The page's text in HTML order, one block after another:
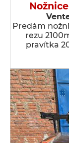
Predám
rezu
pravítka